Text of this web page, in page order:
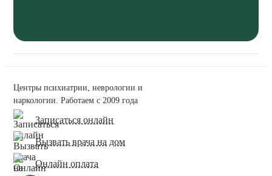
Центры психиатрии, неврологии и
наркологии. Работаем с 2009 года
Записаться онлайн
Вызвать врача на дом
Онлайн оплата